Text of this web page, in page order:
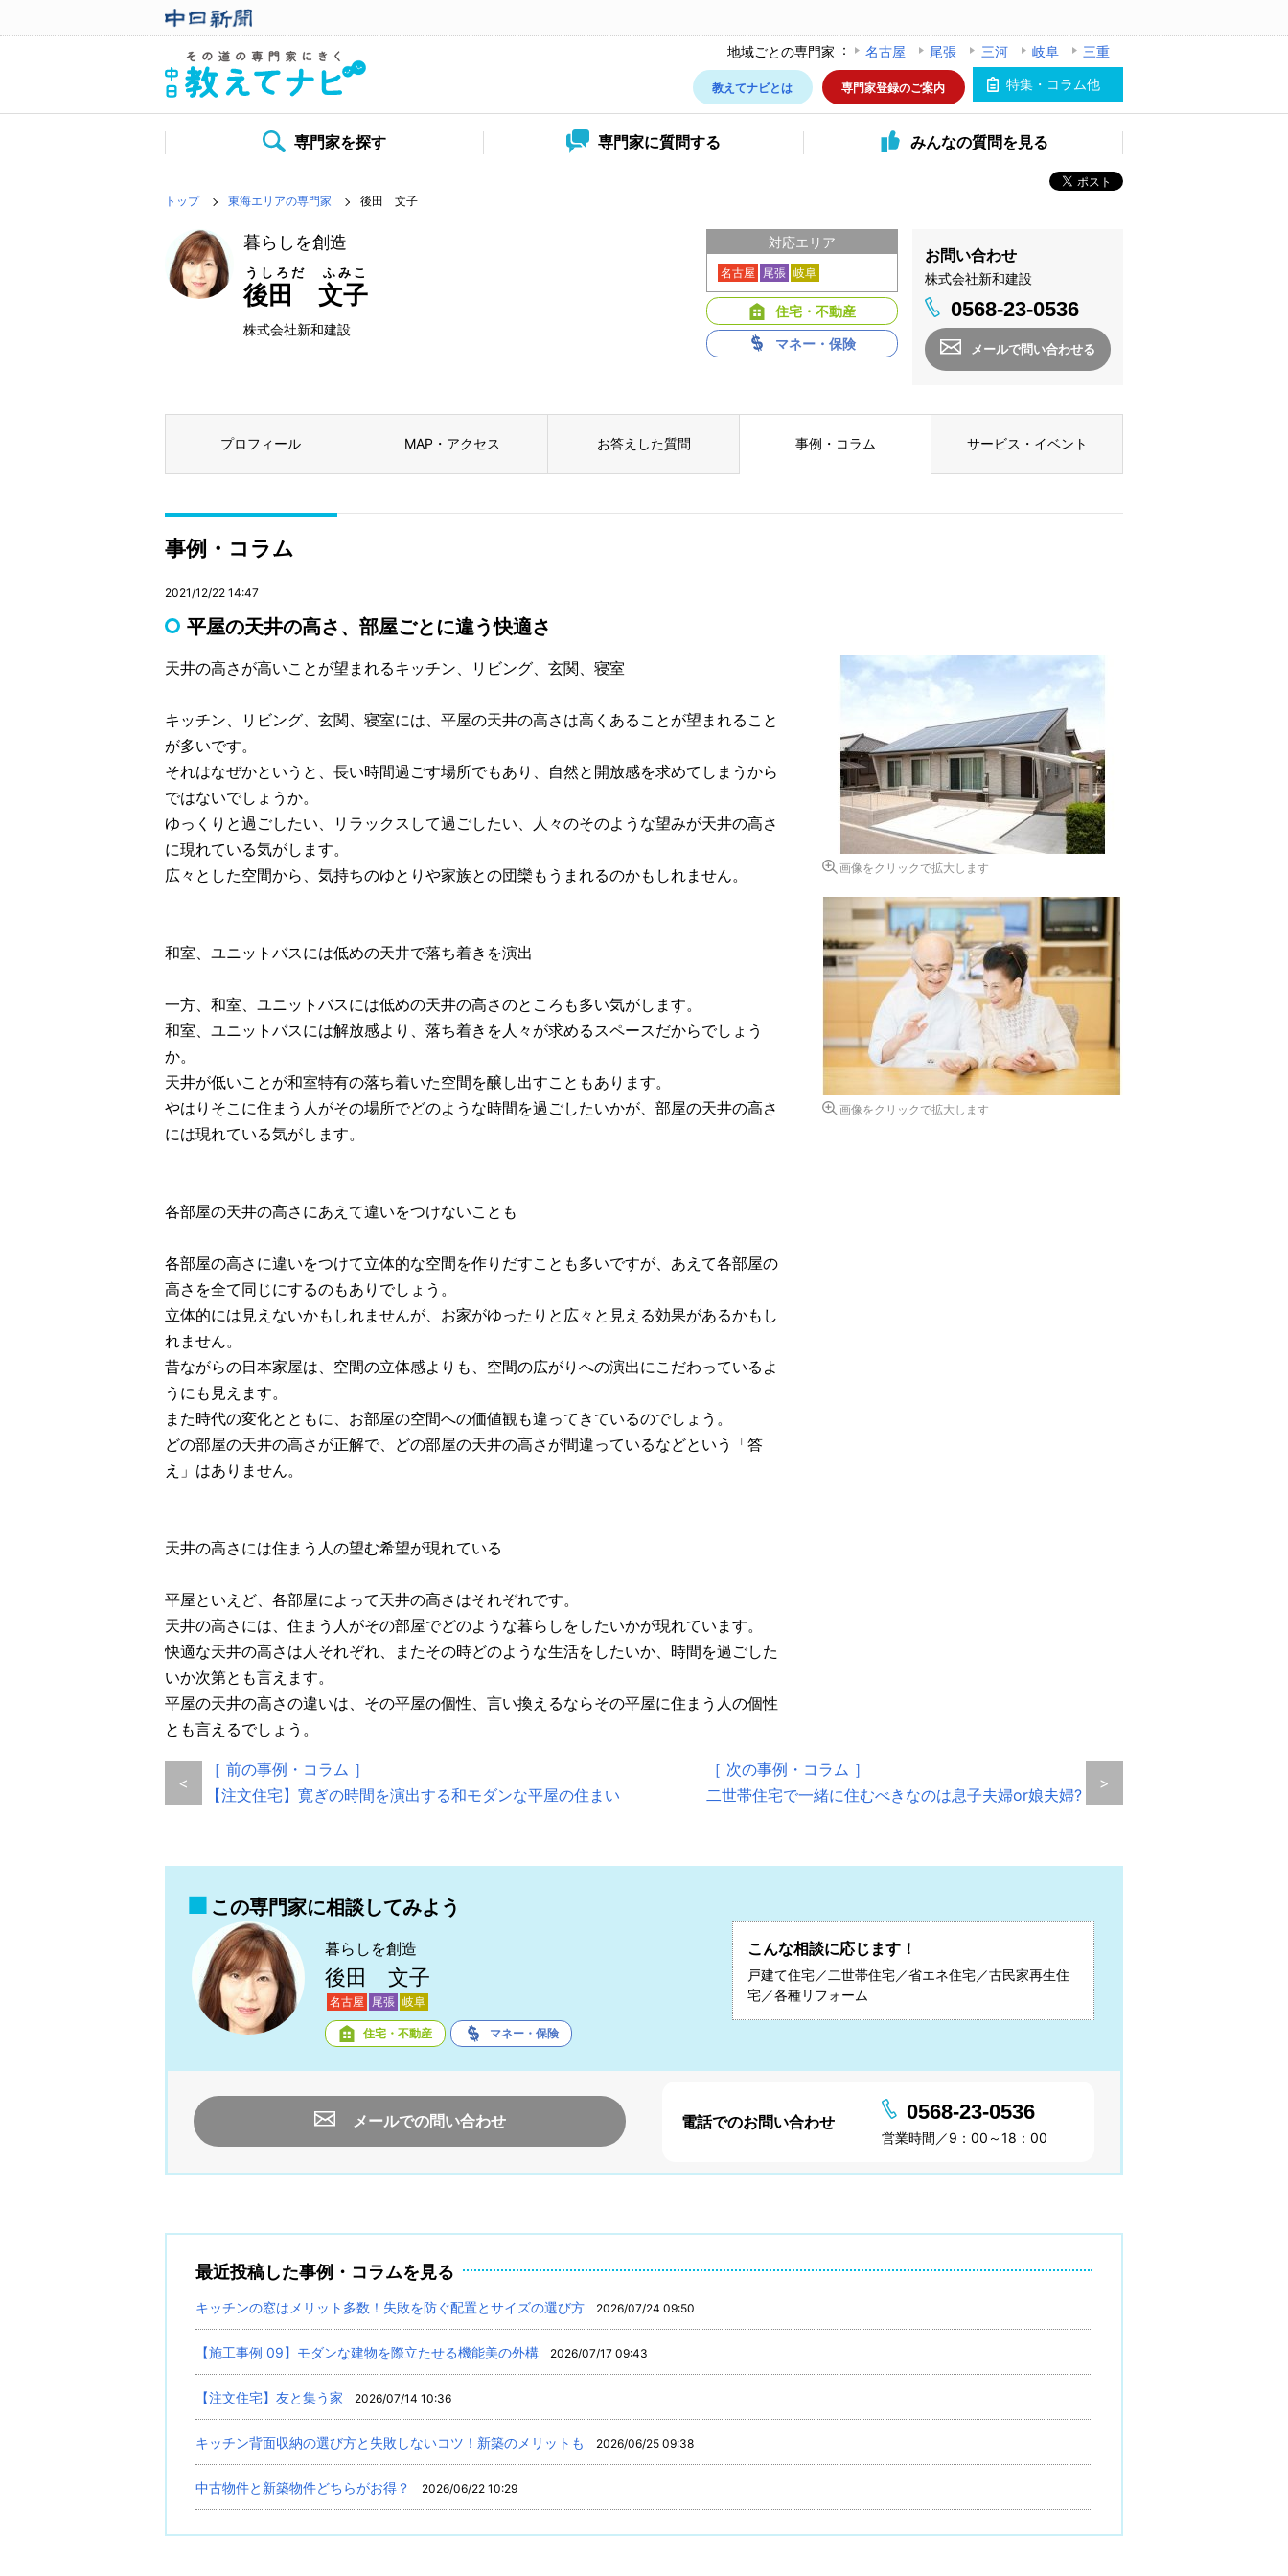
地域ごとの専門家 名古屋 尾張 三河 岐阜
三重
特集・コラム他
教えてナビとは 専門家登録のご案内
専門家を探す 専門家に質問する みんなの質問を見る
トップ 東海エリアの専門家 後田 文子
暮らしを創造
後田 文子
うしろだ ふみこ
株式会社新和建設
お問い合わせ
株式会社新和建設
0568-23-0536
メールで問い合わせる
対応エリア
名古屋 尾張 岐阜
住宅・不動産
マネー・保険
プロフィール MAP・アクセス お答えした質問 事例・コラム サービス・イベント
事例・コラム
2021/12/22 14:47
平屋の天井の高さ、部屋ごとに違う快適さ
天井の高さが高いことが望まれるキッチン、リビング、玄関、寝室
キッチン、リビング、玄関、寝室には、平屋の天井の高さは高くあることが望まれること
が多いです。
それはなぜかというと、長い時間過ごす場所でもあり、自然と開放感を求めてしまうから
ではないでしょうか。
ゆっくりと過ごしたい、リラックスして過ごしたい、人々のそのような望みが天井の高さ
に現れている気がします。
広々とした空間から、気持ちのゆとりや家族との団欒もうまれるのかもしれません。
和室、ユニットバスには低めの天井で落ち着きを演出
一方、和室、ユニットバスには低めの天井の高さのところも多い気がします。
和室、ユニットバスには解放感より、落ち着きを人々が求めるスペースだからでしょう
か。
天井が低いことが和室特有の落ち着いた空間を醸し出すこともあります。
やはりそこに住まう人がその場所でどのような時間を過ごしたいかが、部屋の天井の高さ
には現れている気がします。
各部屋の天井の高さにあえて違いをつけないことも
各部屋の高さに違いをつけて立体的な空間を作りだすことも多いですが、あえて各部屋の
高さを全て同じにするのもありでしょう。
立体的には見えないかもしれませんが、お家がゆったりと広々と見える効果があるかもし
れません。
昔ながらの日本家屋は、空間の立体感よりも、空間の広がりへの演出にこだわっているよ
うにも見えます。
また時代の変化とともに、お部屋の空間への価値観も違ってきているのでしょう。
どの部屋の天井の高さが正解で、どの部屋の天井の高さが間違っているなどという「答
え」はありません。
天井の高さには住まう人の望む希望が現れている
平屋といえど、各部屋によって天井の高さはそれぞれです。
天井の高さには、住まう人がその部屋でどのような暮らしをしたいかが現れています。
快適な天井の高さは人それぞれ、またその時どのような生活をしたいか、時間を過ごした
いか次第とも言えます。
平屋の天井の高さの違いは、その平屋の個性、言い換えるならその平屋に住まう人の個性
とも言えるでしょう。
画像をクリックで拡大します
画像をクリックで拡大します
<
［ 前の事例・コラム ］
【注文住宅】寛ぎの時間を演出する和モダンな平屋の住まい
［ 次の事例・コラム ］
二世帯住宅で一緒に住むべきなのは息子夫婦or娘夫婦?
>
この専門家に相談してみよう
暮らしを創造
後田 文子
名古屋 尾張 岐阜
住宅・不動産 マネー・保険
こんな相談に応じます！
戸建て住宅／二世帯住宅／省エネ住宅／古民家再生住
宅／各種リフォーム
メールでの問い合わせ 電話でのお問い合わせ 0568-23-0536
営業時間／9：00～18：00
最近投稿した事例・コラムを見る
キッチンの窓はメリット多数！失敗を防ぐ配置とサイズの選び方 2026/07/24 09:50
【施工事例 09】モダンな建物を際立たせる機能美の外構 2026/07/17 09:43
【注文住宅】友と集う家 2026/07/14 10:36
キッチン背面収納の選び方と失敗しないコツ！新築のメリットも 2026/06/25 09:38
中古物件と新築物件どちらがお得？ 2026/06/22 10:29